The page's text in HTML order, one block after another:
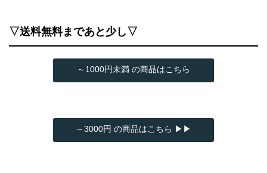
▽送料無料まであと少し▽
～1000円未満 の商品はこちら
～3000円 の商品はこちら ▶▶